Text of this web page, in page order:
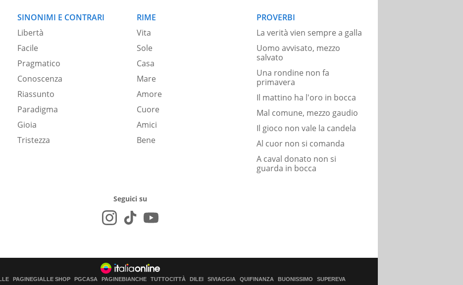
SINONIMI E CONTRARI
Libertà
Facile
Pragmatico
Conoscenza
Riassunto
Paradigma
Gioia
Tristezza
RIME
Vita
Sole
Casa
Mare
Amore
Cuore
Amici
Bene
PROVERBI
La verità vien sempre a galla
Uomo avvisato, mezzo
salvato
Una rondine non fa
primavera
Il mattino ha l'oro in bocca
Mal comune, mezzo gaudio
Il gioco non vale la candela
Al cuor non si comanda
A caval donato non si
guarda in bocca
Seguici su
PAGINEGIALLE SHOP PGCASA PAGINEBIANCHE TUTTOCITTÀ DILEI SIVIAGGIA QUIFINANZA BUONISSIMO SUPEREVA